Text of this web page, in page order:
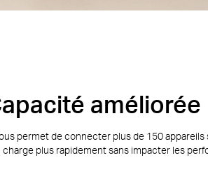
WiFi pour toute
des débits internet insuffisants pour suivre
WiFi puissant dans tous les recoins de
améliorée
permet de connecter plus de 150
plus rapidement sans impacter les